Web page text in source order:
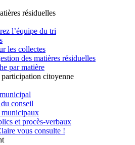
résiduelles
l’équipe du tri
les collectes
des matières résiduelles
par matière
citoyenne
du conseil
municipaux
et procès-verbaux
vous consulte !